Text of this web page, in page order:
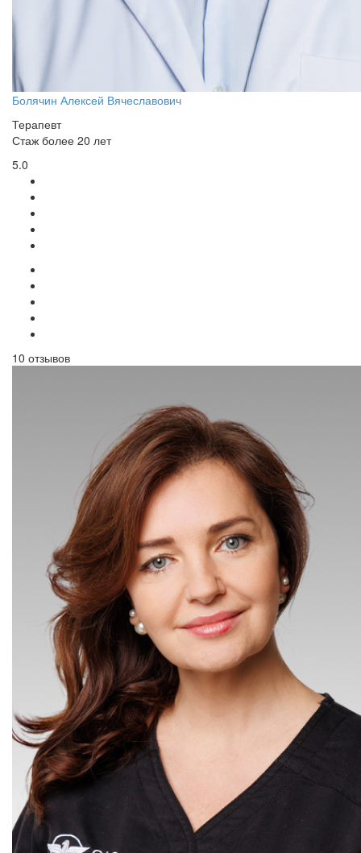
Болячин Алексей Вячеславович
Терапевт
Стаж более 20 лет
5.0
10 отзывов